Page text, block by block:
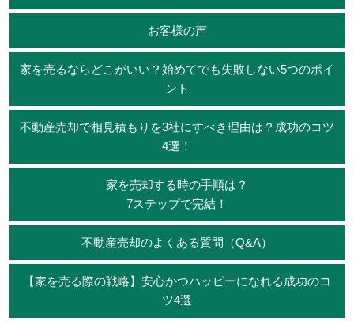
お客様の声
家を売るならどこがいい？始めてでも失敗しない5つのポイ
ント
不動産売却で相見積もりを3社にすべき理由は？成功のコツ
4選！
家を売却する時の手順は？
7ステップで完結！
不動産売却のよくある質問（Q&A）
【家を売る際の戦略】安心かつハッピーになれる成功のコ
ツ4選